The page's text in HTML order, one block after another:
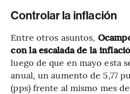
Controlar la inflación
Entre otros asuntos,
con la escalada de la
luego de que en mayo esta
anual, un aumento de 5,77
(pps) frente al mismo mes